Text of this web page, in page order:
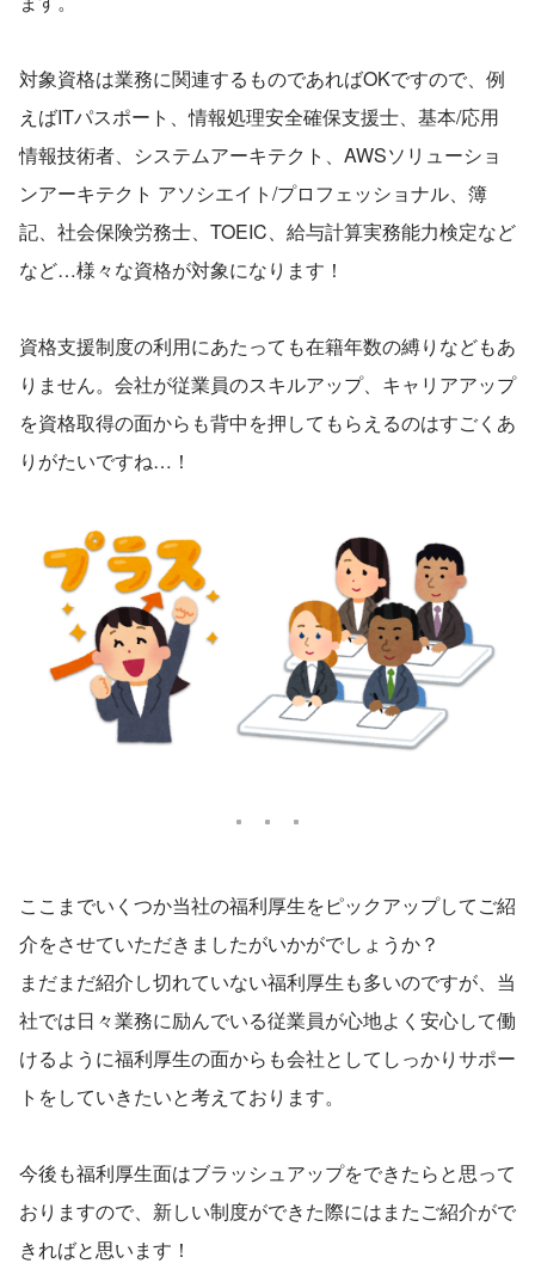
対象資格は業務に関連するものであればOKですので、例
えばITパスポート、情報処理安全確保支援士、基本/応用
情報技術者、システムアーキテクト、AWSソリューショ
ンアーキテクト アソシエイト/プロフェッショナル、簿
記、社会保険労務士、TOEIC、給与計算実務能力検定など
など…様々な資格が対象になります！
資格支援制度の利用にあたっても在籍年数の縛りなどもあ
りません。会社が従業員のスキルアップ、キャリアアップ
を資格取得の面からも背中を押してもらえるのはすごくあ
りがたいですね…！
ここまでいくつか当社の福利厚生をピックアップしてご紹
介をさせていただきましたがいかがでしょうか？
まだまだ紹介し切れていない福利厚生も多いのですが、当
社では日々業務に励んでいる従業員が心地よく安心して働
けるように福利厚生の面からも会社としてしっかりサポー
トをしていきたいと考えております。
今後も福利厚生面はブラッシュアップをできたらと思って
おりますので、新しい制度ができた際にはまたご紹介がで
きればと思います！